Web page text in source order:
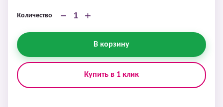
Количество − +
В корзину
Купить в 1 клик